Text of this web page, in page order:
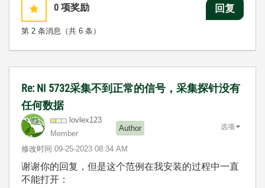
0 项奖励
第 2 条消息（共 6 条）
回复
Re: NI 5732采集不到正常的信号，采集探针没有
任何数据
lovlex123
Member
Author
修改时间 ‎09-25-2023 08:34 AM
选项
谢谢你的回复，但是这个范例在我安装的过程中一直
不能打开：